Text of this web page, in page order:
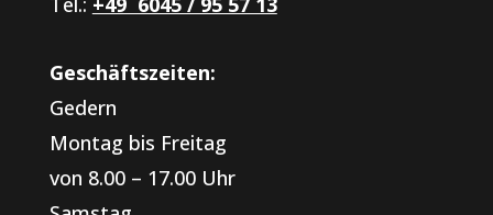
Geschäftszeiten:
Gedern
Montag bis Freitag
von 8.00 – 17.00 Uhr